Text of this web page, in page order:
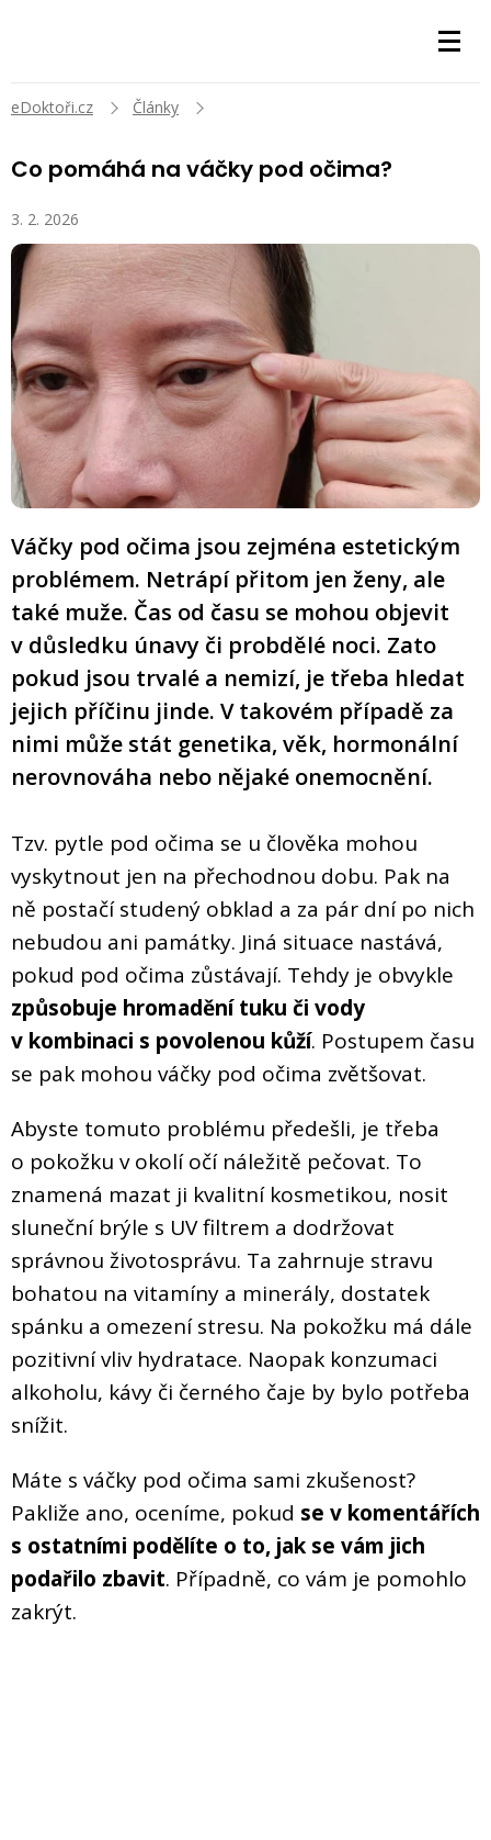
eDoktoři.cz Články
Co pomáhá na váčky pod očima?
3. 2. 2026
Váčky pod očima jsou zejména estetickým
problémem. Netrápí přitom jen ženy, ale
také muže. Čas od času se mohou objevit
v důsledku únavy či probdělé noci. Zato
pokud jsou trvalé a nemizí, je třeba hledat
jejich příčinu jinde. V takovém případě za
nimi může stát genetika, věk, hormonální
nerovnováha nebo nějaké onemocnění.
Tzv. pytle pod očima se u člověka mohou
vyskytnout jen na přechodnou dobu. Pak na
ně postačí studený obklad a za pár dní po nich
nebudou ani památky. Jiná situace nastává,
pokud pod očima zůstávají. Tehdy je obvykle
způsobuje hromadění tuku či vody
v kombinaci s povolenou kůží. Postupem času
se pak mohou váčky pod očima zvětšovat.
Abyste tomuto problému předešli, je třeba
o pokožku v okolí očí náležitě pečovat. To
znamená mazat ji kvalitní kosmetikou, nosit
sluneční brýle s UV filtrem a dodržovat
správnou životosprávu. Ta zahrnuje stravu
bohatou na vitamíny a minerály, dostatek
spánku a omezení stresu. Na pokožku má dále
pozitivní vliv hydratace. Naopak konzumaci
alkoholu, kávy či černého čaje by bylo potřeba
snížit.
Máte s váčky pod očima sami zkušenost?
Pakliže ano, oceníme, pokud se v komentářích
s ostatními podělíte o to, jak se vám jich
podařilo zbavit. Případně, co vám je pomohlo
zakrýt.